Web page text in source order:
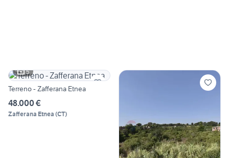
5
Terreno - Zafferana Etnea
48.000 €
Zafferana Etnea (CT)